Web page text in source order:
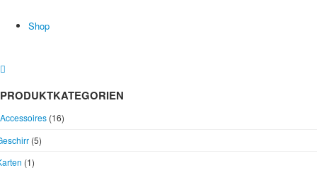
Shop
PRODUKTKATEGORIEN
Accessoires (16)
(5)
(1)